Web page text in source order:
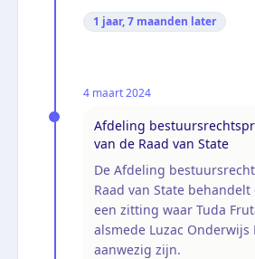
1 jaar, 7 maanden later
4 maart 2024
Afdeling
van de Raad van State
De Afdeling
Raad van State
een zitting waar Tuda
alsmede Luzac Onderwijs
aanwezig zijn.